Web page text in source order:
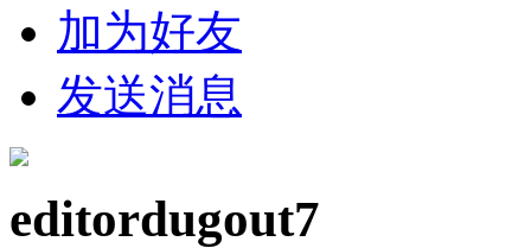
加为好友
发送消息
editordugout7